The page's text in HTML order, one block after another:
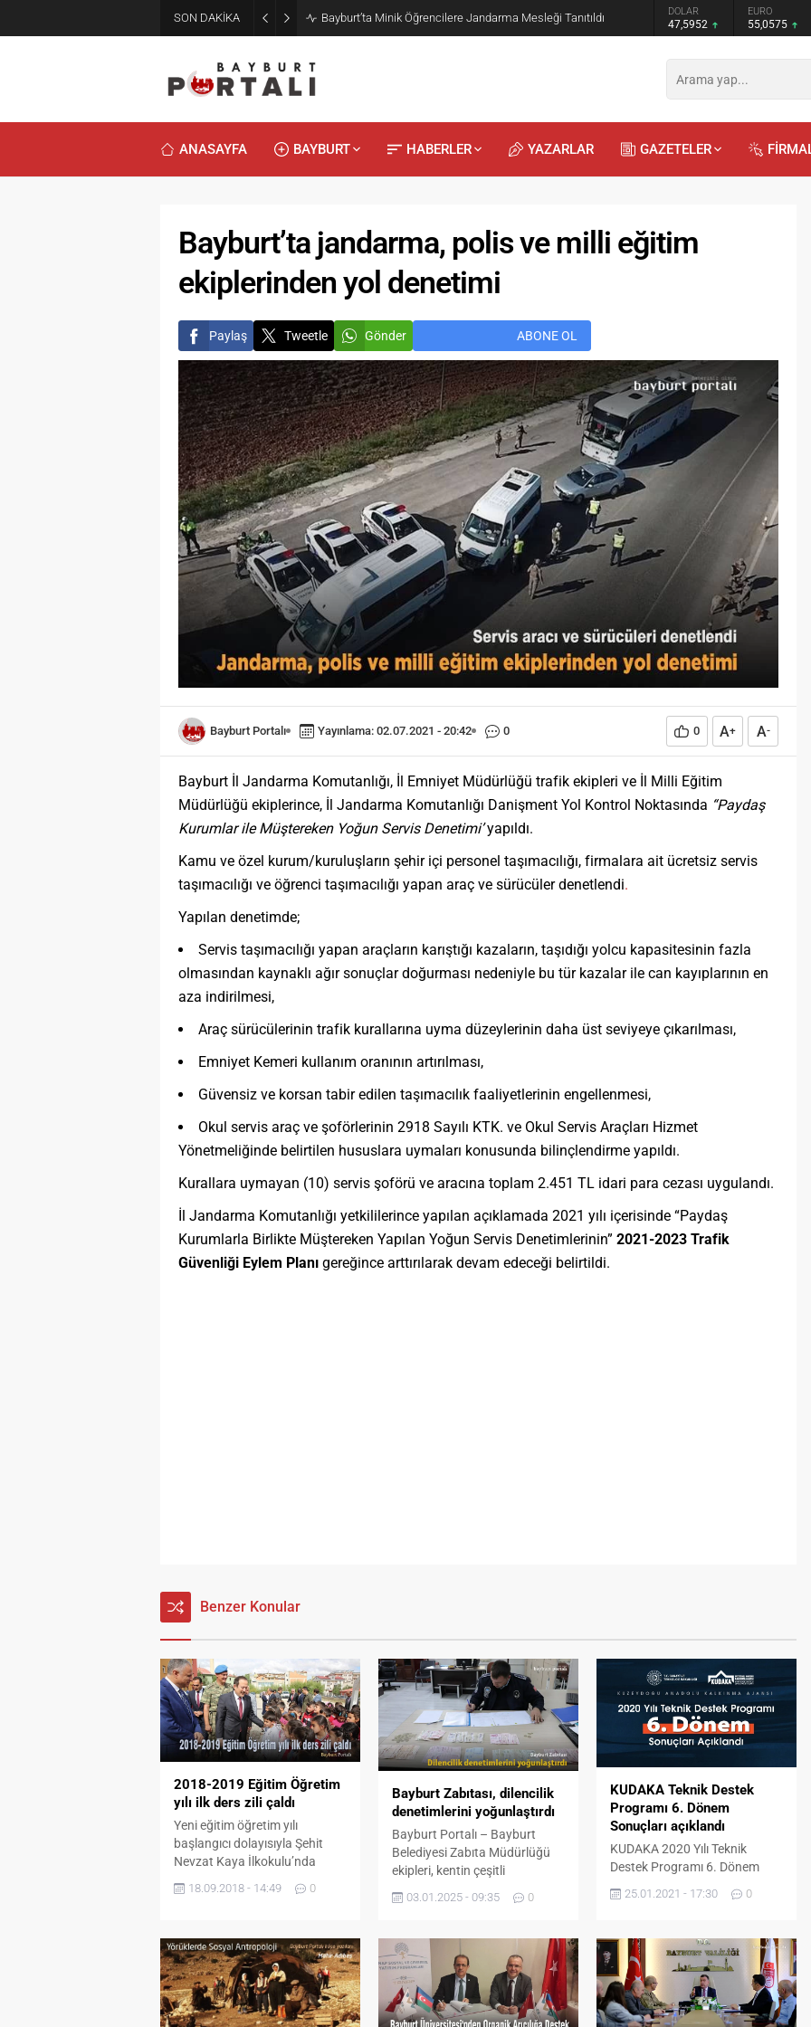
SON DAKİKA Bayburt’ta Minik Öğrencilere Jandarma Mesleği TanıtıldıGRAM ALTIN
6.520,79
DOLAR
47,5952
EURO
55,0575
ANASAYFA BAYBURT HABERLER YAZARLAR GAZETELER
Bayburt’ta jandarma, polis ve milli eğitim
ekiplerinden yol denetimi
Paylaş Tweetle Gönder ABONE OL
Bayburt Portalı Yayınlama: 02.07.2021 - 20:42 0 0 A+ A-
Bayburt İl Jandarma Komutanlığı, İl Emniyet Müdürlüğü trafik ekipleri ve İl Milli Eğitim
Müdürlüğü ekiplerince, İl Jandarma Komutanlığı Danişment Yol Kontrol Noktasında “Paydaş
Kurumlar ile Müştereken Yoğun Servis Denetimi’yapıldı.
Kamu ve özel kurum/kuruluşların şehir içi personel taşımacılığı, firmalara ait ücretsiz servis
taşımacılığı ve öğrenci taşımacılığı yapan araç ve sürücüler denetlendi.
Yapılan denetimde;
Servis taşımacılığı yapan araçların karıştığı kazaların, taşıdığı yolcu kapasitesinin fazla
olmasından kaynaklı ağır sonuçlar doğurması nedeniyle bu tür kazalar ile can kayıplarının en
aza indirilmesi,
Araç sürücülerinin trafik kurallarına uyma düzeylerinin daha üst seviyeye çıkarılması,
Emniyet Kemeri kullanım oranının artırılması,
Güvensiz ve korsan tabir edilen taşımacılık faaliyetlerinin engellenmesi,
Okul servis araç ve şoförlerinin 2918 Sayılı KTK. ve Okul Servis Araçları Hizmet
Yönetmeliğinde belirtilen hususlara uymaları konusunda bilinçlendirme yapıldı.
Kurallara uymayan (10) servis şoförü ve aracına toplam 2.451 TL idari para cezası uygulandı.
İl Jandarma Komutanlığı yetkililerince yapılan açıklamada 2021 yılı içerisinde “Paydaş
Kurumlarla Birlikte Müştereken Yapılan Yoğun Servis Denetimlerinin” 2021-2023 Trafik
Güvenliği Eylem Planı gereğince arttırılarak devam edeceği belirtildi.
Benzer Konular
2018-2019 Eğitim Öğretim
yılı ilk ders zili çaldı
Yeni eğitim öğretim yılı
başlangıcı dolayısıyla Şehit
Nevzat Kaya İlkokulu’nda
ve İstiklal Marşının
konuşmalarla devam etti. Vali
Ali Hamza Pehlivan yaptığı
konuşmada 2018-2019 Eğitim
Öğretim yılını yeni heyecan ve
tazelenen beklentilerle
18.09.2018 - 14:49 0
Bayburt Zabıtası, dilencilik
denetimlerini yoğunlaştırdı
Bayburt Portalı – Bayburt
Belediyesi Zabıta Müdürlüğü
ekipleri, kentin çeşitli
noktalarında vatandaşların iyi
niyetlerini istismar ederek
denetimlerine devam ediyor.
Vatandaşların kentte huzur ve
güven ortamını sağlamak
üzere denetimlerini sürdüren
Zabıta Müdürlüğü ekipleri
03.01.2025 - 09:35 0
KUDAKA Teknik Destek
Programı 6. Dönem
Sonuçları açıklandı
KUDAKA 2020 Yılı Teknik
Destek Programı 6. Dönem
Sonuçları açıklandı. 2020 Yılı
Teknik Destek Programı Kasım-
değerlendirme süreci Kalkınma
Ajansları Proje ve Faaliyet
Destekleme Yönetmeliği
hükümleri uyarınca
tamamlanarak, teknik destek
25.01.2021 - 17:30 0
Duyularla mı, Duygularla mı
Öğreniriz?
Öğrenme, istisnasız tüm
toplumların gelişiminde ve
değişiminde geniş yer etmiş
hayati öneme sahip bir olgu
olarak tarih boyunca konu olmuş
temel bir insan işlevidir.
Öğrenme eğitim bilimcilerce
kişinin çevresi ile etkileşimi
sonucunda meydana gelen kalıcı
izli bilişsel, duyuşsal ve
davranışsal...